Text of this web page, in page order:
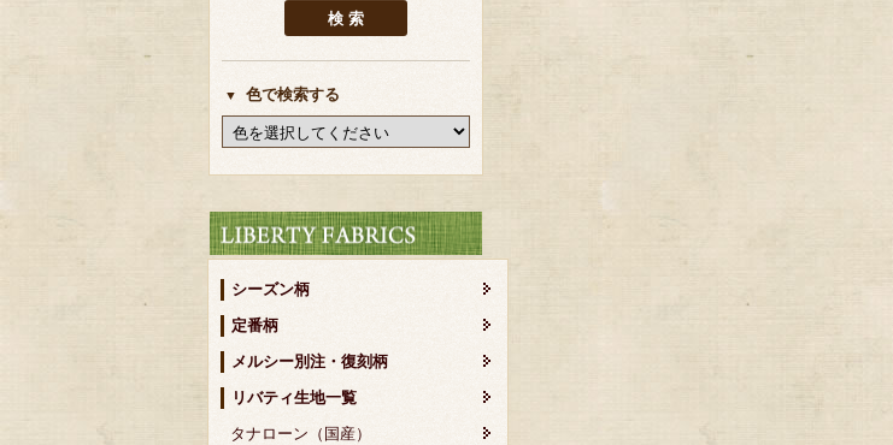
色で検索する
シーズン柄
定番柄
メルシー別注・復刻柄
リバティ生地一覧
タナローン（国産）